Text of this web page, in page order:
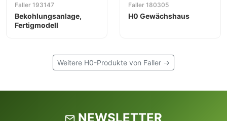
Faller 193147
Bekohlungsanlage,
Fertigmodell
Faller 180305
H0 Gewächshaus
Weitere H0-Produkte von Faller →
NEWSLETTER